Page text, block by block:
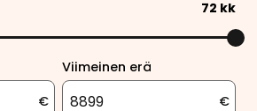
72 kk
€
Viimeinen erä
€